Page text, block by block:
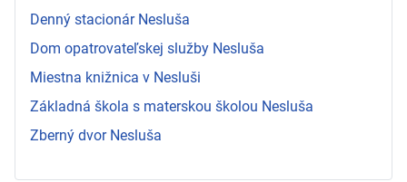
Denný stacionár Nesluša
Dom opatrovateľskej služby Nesluša
Miestna knižnica v Nesluši
Základná škola s materskou školou Nesluša
Zberný dvor Nesluša